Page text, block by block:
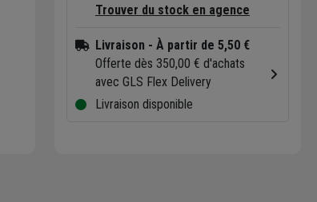
Trouver du stock en agence
Livraison - À partir de 5,50 €
Offerte dès 350,00 € d'achats
avec GLS Flex Delivery
Livraison disponible